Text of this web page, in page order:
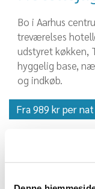
Bo i Aarhus
treværelses
udstyret køkken,
hyggelig base,
og indkøb.
Fra 989 kr per